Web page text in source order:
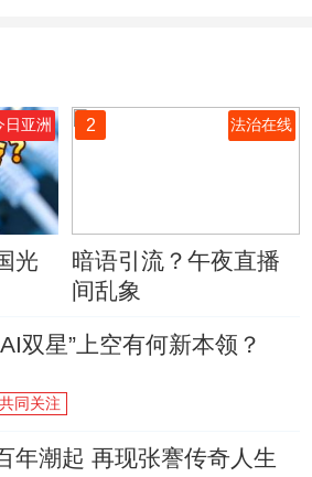
日亚洲
光
2 法治在线
暗语引流？午夜直播
间乱象
双星”上空有何新本领？
共同关注
年潮起 再现张謇传奇人生